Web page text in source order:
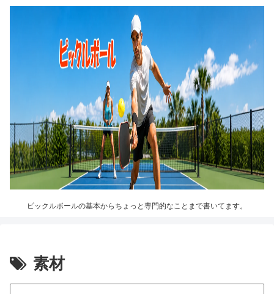
ピックルボールの基本からちょっと専門的なことまで書いてます。
素材